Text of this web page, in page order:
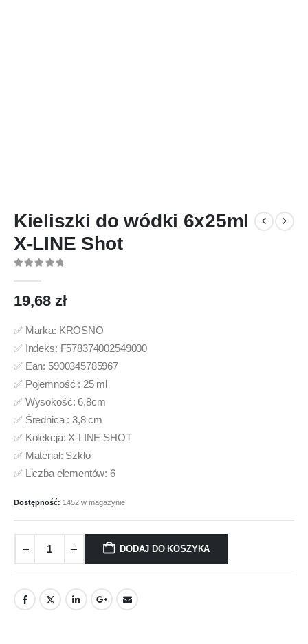
Kieliszki do wódki 6x25ml
X-LINE Shot
19,68 zł
✅ Marka: KROSNO
✅ Indeks: F578374002549000
✅ Ean: 5900345785967
✅ Pojemność : 25 ml
✅ Wysokość: 6,8cm
✅ Średnica : 3,8 cm
✅ Kolekcja: X-LINE SHOT
✅ Materiał: Szkło
✅ Liczba elementów: 6
Dostępność: 1452 w magazynie
DODAJ DO KOSZYKA